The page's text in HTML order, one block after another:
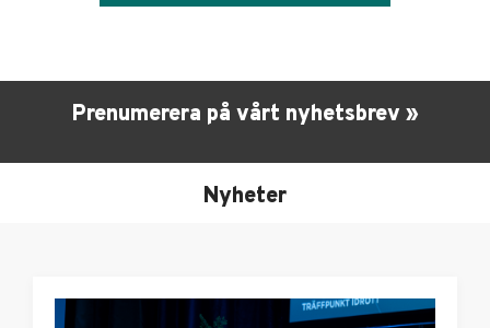
Prenumerera på vårt nyhetsbrev »
Nyheter